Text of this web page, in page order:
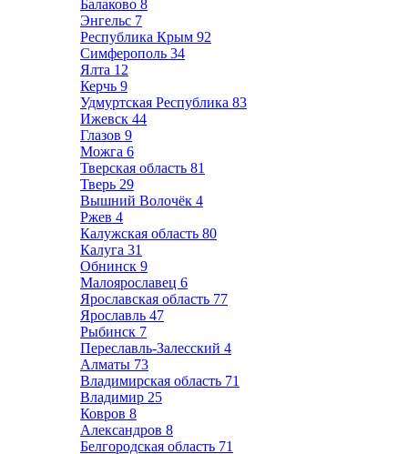
Балаково 8
Энгельс 7
Республика Крым 92
Симферополь 34
Ялта 12
Керчь 9
Удмуртская Республика 83
Ижевск 44
Глазов 9
Можга 6
Тверская область 81
Тверь 29
Вышний Волочёк 4
Ржев 4
Калужская область 80
Калуга 31
Обнинск 9
Малоярославец 6
Ярославская область 77
Ярославль 47
Рыбинск 7
Переславль-Залесский 4
Алматы 73
Владимирская область 71
Владимир 25
Ковров 8
Александров 8
Белгородская область 71